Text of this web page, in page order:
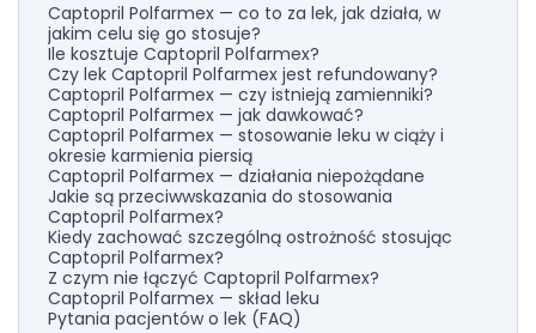
Captopril Polfarmex — co to za lek, jak działa, w
jakim celu się go stosuje?
Ile kosztuje Captopril Polfarmex?
Czy lek Captopril Polfarmex jest refundowany?
Captopril Polfarmex — czy istnieją zamienniki?
Captopril Polfarmex — jak dawkować?
Captopril Polfarmex — stosowanie leku w ciąży i
okresie karmienia piersią
Captopril Polfarmex — działania niepożądane
Jakie są przeciwwskazania do stosowania
Captopril Polfarmex?
Kiedy zachować szczególną ostrożność stosując
Captopril Polfarmex?
Z czym nie łączyć Captopril Polfarmex?
Captopril Polfarmex — skład leku
Pytania pacjentów o lek (FAQ)